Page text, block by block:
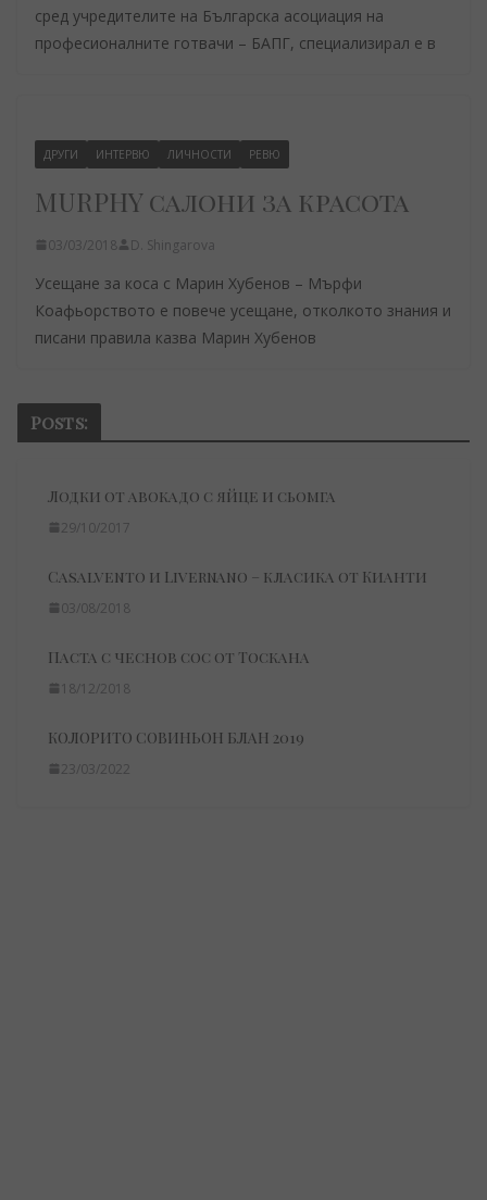
сред учредителите на Българска асоциация на
професионалните готвачи – БАПГ, специализирал е в
ДРУГИ ИНТЕРВЮ ЛИЧНОСТИ РЕВЮ
MURPHY салони за красота
03/03/2018 D. Shingarova
Усещане за коса с Марин Хубенов – Мърфи
Коафьорството е повече усещане, отколкото знания и
писани правила казва Марин Хубенов
Posts:
Лодки от авокадо с яйце и сьомга
29/10/2017
Casalvento и Livernano – класика от Кианти
03/08/2018
Паста с чеснов сос от Тоскана
18/12/2018
КОЛОРИТО СОВИНЬОН БЛАН 2019
23/03/2022